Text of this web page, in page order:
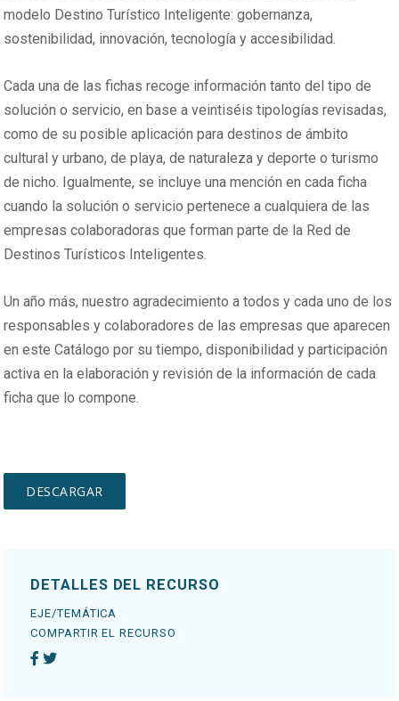
modelo Destino Turístico Inteligente: gobernanza,
sostenibilidad, innovación, tecnología y accesibilidad.
Cada una de las fichas recoge información tanto del tipo de
solución o servicio, en base a veintiséis tipologías revisadas,
como de su posible aplicación para destinos de ámbito
cultural y urbano, de playa, de naturaleza y deporte o turismo
de nicho. Igualmente, se incluye una mención en cada ficha
cuando la solución o servicio pertenece a cualquiera de las
empresas colaboradoras que forman parte de la Red de
Destinos Turísticos Inteligentes.
Un año más, nuestro agradecimiento a todos y cada uno de los
responsables y colaboradores de las empresas que aparecen
en este Catálogo por su tiempo, disponibilidad y participación
activa en la elaboración y revisión de la información de cada
ficha que lo compone.
DETALLES DEL RECURSO
EJE/TEMÁTICA
COMPARTIR EL RECURSO